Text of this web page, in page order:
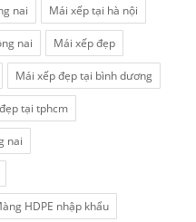
nai Mái xếp tại hà nội
nai Mái xếp đẹp
Mái xếp đẹp tại bình dương
tại tphcm
nai
HDPE nhập khẩu